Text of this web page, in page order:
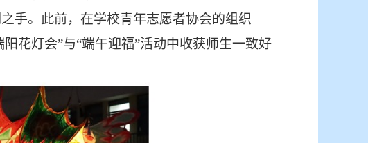
手。此前，在学校青年志愿者协会的组织
花灯会”与“端午迎福”活动中收获师生一致好